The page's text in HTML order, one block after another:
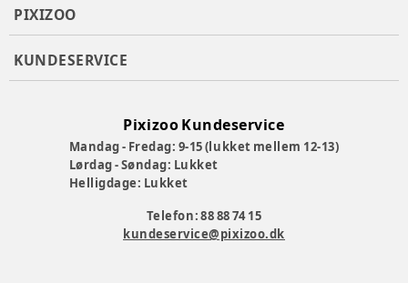
PIXIZOO
KUNDESERVICE
Pixizoo Kundeservice
Mandag - Fredag: 9-15 (lukket mellem 12-13)
Lørdag - Søndag: Lukket
Helligdage: Lukket
Telefon: 88 88 74 15
kundeservice@pixizoo.dk